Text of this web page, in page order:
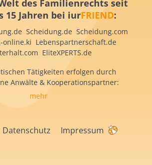
des Familienrechts seit
15 Jahren bei iurFRIEND:
Scheidung.de Scheidung.com
online.ki Lebenspartnerschaft.de
EliteXPERTS.de
Tätigkeiten erfolgen durch
Anwälte & Kooperationspartner:
mehr
Datenschutz Impressum